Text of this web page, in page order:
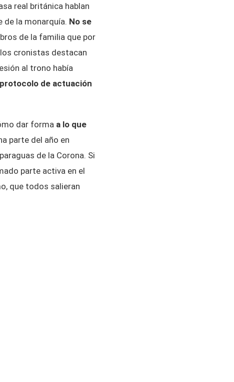
real británica hablan
de la monarquía. No se
de la familia que por
cronistas destacan
al trono había
de actuación
dar forma a lo que
parte del año en
de la Corona. Si
parte activa en el
que todos salieran